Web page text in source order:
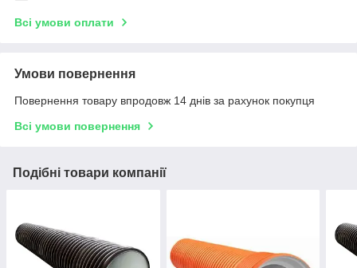
Всі умови оплати
Умови повернення
Повернення товару впродовж 14 днів за рахунок покупця
Всі умови повернення
Подібні товари компанії